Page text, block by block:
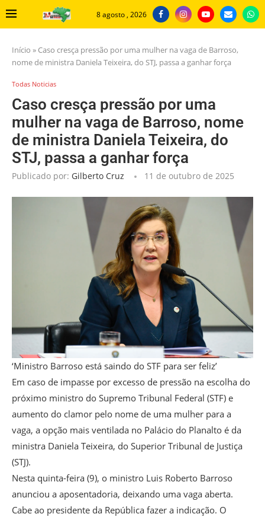
8 agosto , 2026
Início » Caso cresça pressão por uma mulher na vaga de Barroso,
nome de ministra Daniela Teixeira, do STJ, passa a ganhar força
Todas Noticias
Caso cresça pressão por uma
mulher na vaga de Barroso, nome
de ministra Daniela Teixeira, do
STJ, passa a ganhar força
Publicado por: Gilberto Cruz 11 de outubro de 2025
‘Ministro Barroso está saindo do STF para ser feliz’
Em caso de impasse por excesso de pressão na escolha do
próximo ministro do Supremo Tribunal Federal (STF) e
aumento do clamor pelo nome de uma mulher para a
vaga, a opção mais ventilada no Palácio do Planalto é da
ministra Daniela Teixeira, do Superior Tribunal de Justiça
(STJ).
Nesta quinta-feira (9), o ministro Luis Roberto Barroso
anunciou a aposentadoria, deixando uma vaga aberta.
Cabe ao presidente da República fazer a indicação. O